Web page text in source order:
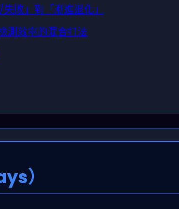
敗」到「漸進退化」
測效率的混合打法
）